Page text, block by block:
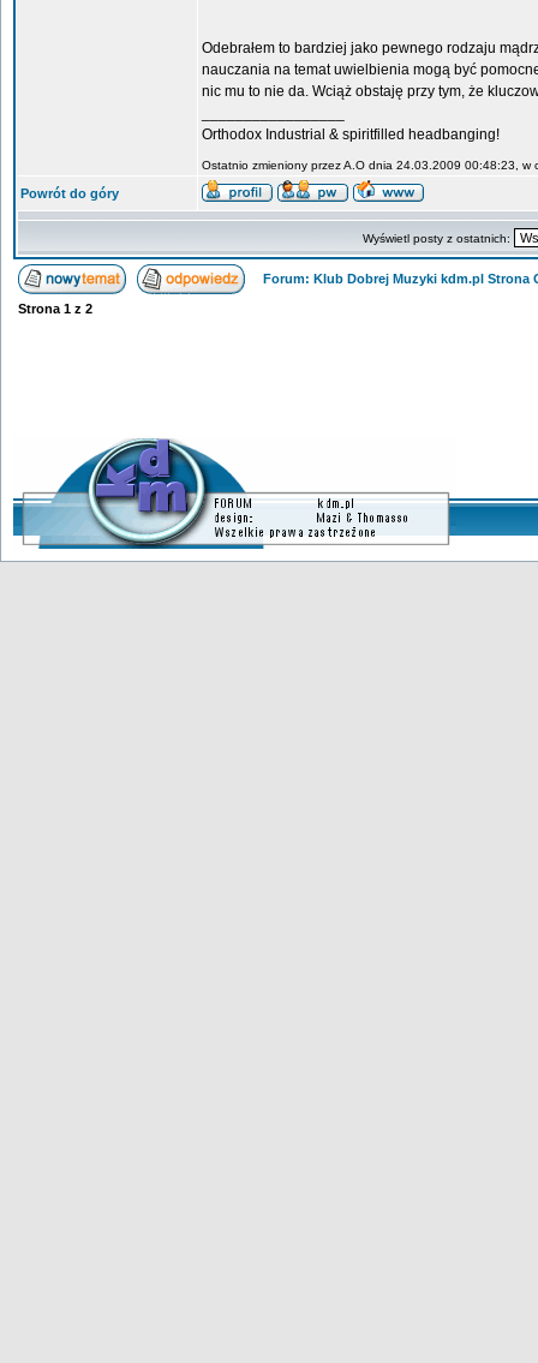
Odebrałem to bardziej jako pewnego rodzaju
nauczania na temat uwielbienia mogą być
nic mu to nie da. Wciąż obstaję przy tym, że
Orthodox Industrial & spiritfilled headbanging!
Ostatnio zmieniony przez A.O dnia 24.03.2009 00:48:23, w
Powrót do góry
Wyświetl posty z ostatnich:
Forum: Klub Dobrej Muzyki kdm.pl Strona
Strona 1 z 2